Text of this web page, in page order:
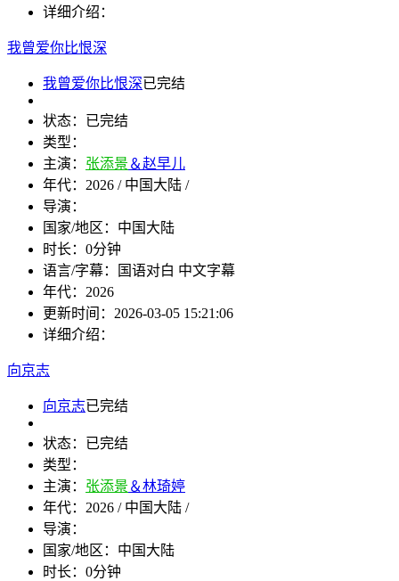
详细介绍：
我曾爱你比恨深
我曾爱你比恨深已完结
状态： 已完结
类型：
主演： 张添景 ＆赵早儿
年代： 2026 / 中国大陆 /
导演：
国家/地区： 中国大陆
时长： 0分钟
语言/字幕：
国语对白 中文字幕
年代： 2026
更新时间： 2026-03-05 15:21:06
详细介绍：
向京志
向京志已完结
状态： 已完结
类型：
主演： 张添景 ＆林琦婷
年代： 2026 / 中国大陆 /
导演：
国家/地区： 中国大陆
时长： 0分钟